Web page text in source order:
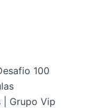
100
| Grupo Vip